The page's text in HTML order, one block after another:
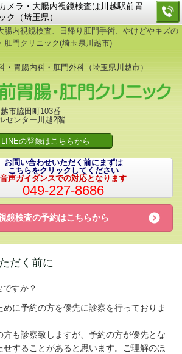
メラ・大腸内視鏡検査は川越駅前胃
ク（埼玉県）
腸内視鏡検査、日帰り肛門手術、やけどやキズの
肛門クリニック(埼玉県川越市)
・胃腸内科・肛門外科（埼玉県川越市）
市脇田町103番
センター川越2階
LINEの登録はこちらから
お問い合わせいただく前にまずは
こちらをクリックしてください
音声ガイダンスでの対応となります
049-227-8686
鏡検査の予約はこちらから
だく前に
ですか？
めに予約の方を優先に診察を行っておりま
も診察致しますが、予約の方が優先とな
せすることがあると思います。ご理解のほ